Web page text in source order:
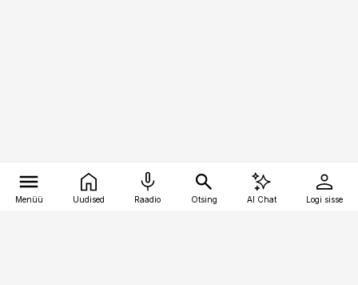
Menüü Uudised Raadio Otsing AI Chat Logi sisse